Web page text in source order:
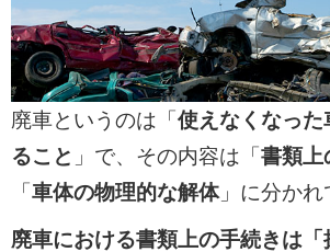
る可能性があります。無料で
き、廃車前の確認に最適です
廃車というのは「 使えなくなっ
ること 」で、その内容は「 書類上
「 車体の物理的な解体」に分かれ
廃車における書類上の手続きは